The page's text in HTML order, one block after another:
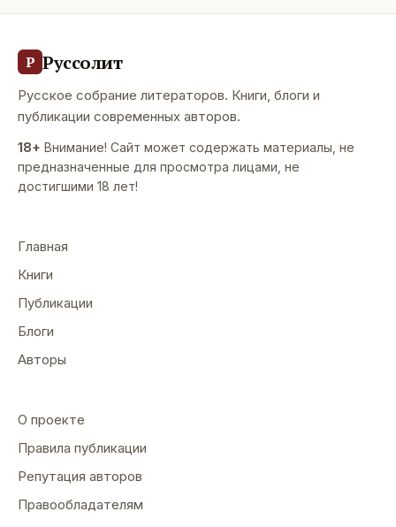
Р Руссолит
Русское собрание литераторов. Книги, блоги и
публикации современных авторов.
18+ Внимание! Сайт может содержать материалы, не
предназначенные для просмотра лицами, не
достигшими 18 лет!
Главная
Книги
Публикации
Блоги
Авторы
О проекте
Правила публикации
Репутация авторов
Правообладателям